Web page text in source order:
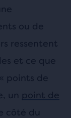
ou de
ressentent
et ce que
points de
un point de
côté du